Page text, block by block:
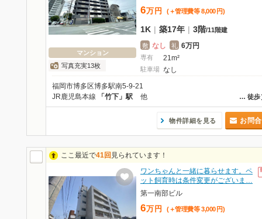
マンション
写真充実13枚
6万 円 (＋管理費等 8,000 円)
1K | 築17年 | 3階/11階建
敷 なし 礼 6万円
専有 21m²
駐車場 なし
福岡市博多区博多駅南5-9-21
… 徒歩
JR鹿児島本線 「竹下」駅 他
物件詳細を見る お問
ここ最近で41回 見られています！
ワンちゃんと一緒に暮らせます。ペ
ット飼育時は条件変更がございま…
第一南部ビル
6万 円 (＋管理費等 3,000 円)